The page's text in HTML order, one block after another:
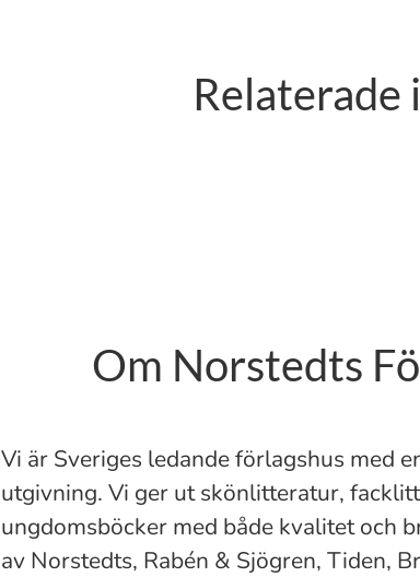
Relaterade
Om Norstedts
Vi är Sveriges ledande förlagshus med
utgivning. Vi ger ut skönlitteratur,
ungdomsböcker med både kvalitet och
av Norstedts, Rabén & Sjögren, Tiden,